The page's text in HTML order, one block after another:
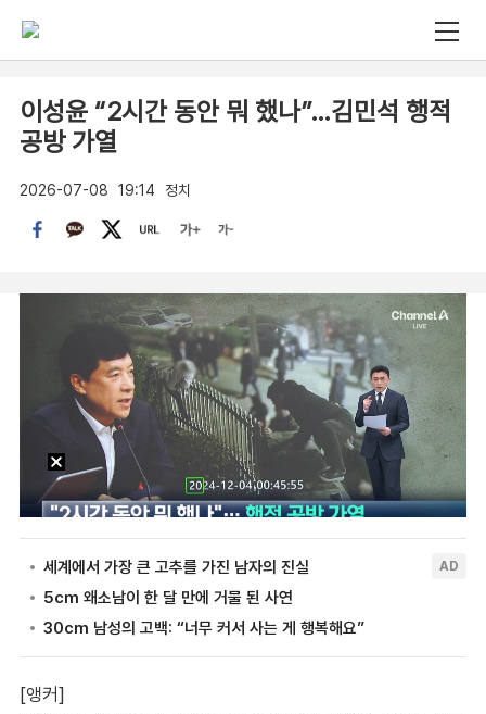
이성윤 “2시간 동안 뭐 했나”…김민석 행적
공방 가열
2026-07-08 19:14 정치
[앵커]